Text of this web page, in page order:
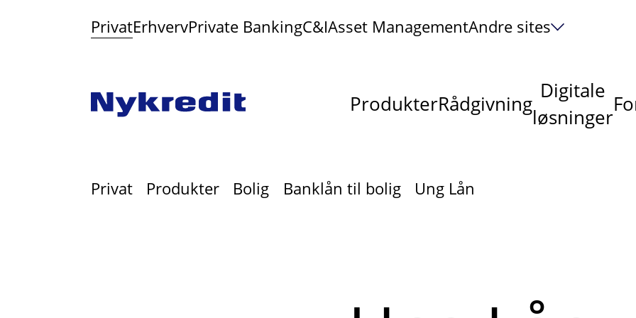
PrivatErhvervPrivate BankingC&IAsset ManagementAndre sites
ProdukterRådgivning
Digitale
løsninger
Privat Produkter Bolig Banklån til bolig Ung Lån